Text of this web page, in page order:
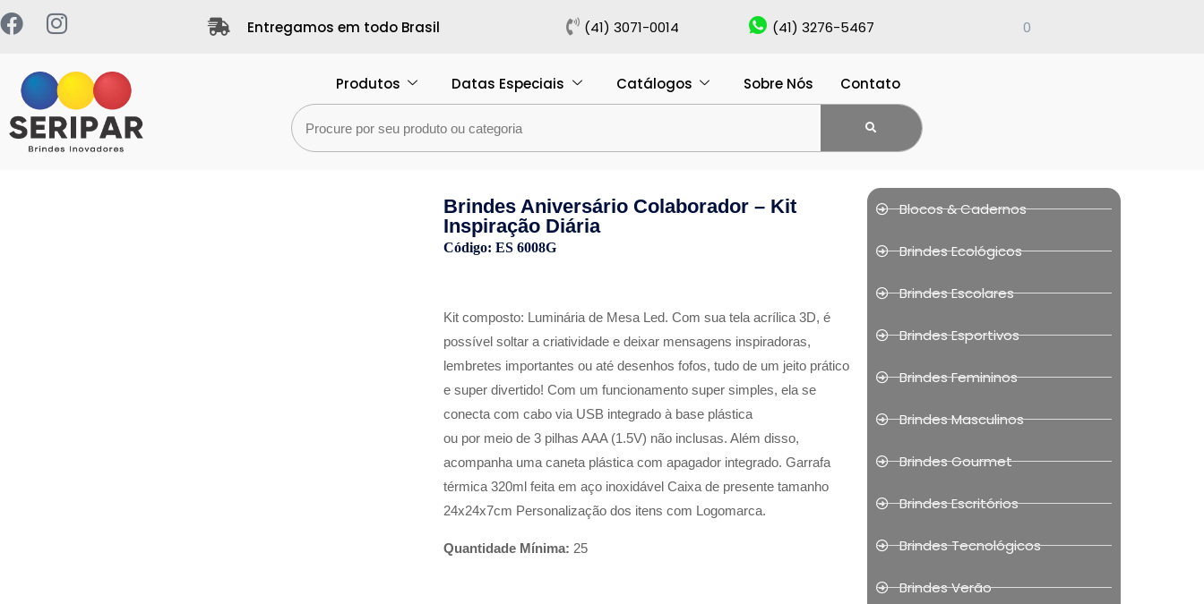
Entregamos em todo Brasil (41) 3071-0014 (41) 3276-5467 0
Produtos Datas Especiais Catálogos Sobre Nós Contato
Brindes Aniversário Colaborador – Kit
Inspiração Diária
Código: ES 6008G
Kit composto: Luminária de Mesa Led. Com sua tela acrílica 3D, é
possível soltar a criatividade e deixar mensagens inspiradoras,
lembretes importantes ou até desenhos fofos, tudo de um jeito prático
e super divertido! Com um funcionamento super simples, ela se
conecta com cabo via USB integrado à base plástica
ou por meio de 3 pilhas AAA (1.5V) não inclusas. Além disso,
acompanha uma caneta plástica com apagador integrado. Garrafa
térmica 320ml feita em aço inoxidável Caixa de presente tamanho
24x24x7cm Personalização dos itens com Logomarca.
Quantidade Mínima: 25
Blocos & Cadernos
Brindes Ecológicos
Brindes Escolares
Brindes Esportivos
Brindes Femininos
Brindes Masculinos
Brindes Gourmet
Brindes Escritórios
Brindes Tecnológicos
Brindes Verão